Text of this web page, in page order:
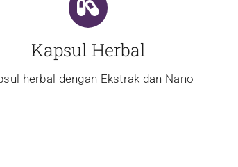
Kapsul Herbal
herbal dengan Ekstrak dan Nano